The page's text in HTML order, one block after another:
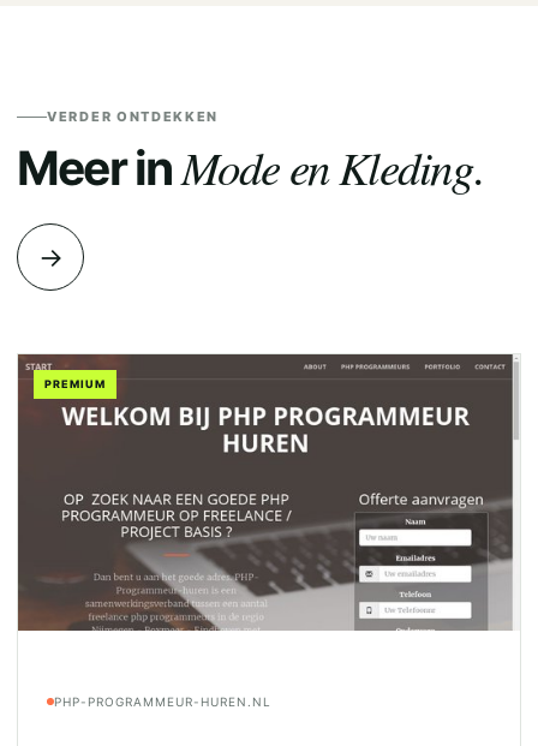
VERDER ONTDEKKEN
Meer inMode en Kleding.
→
PREMIUM
PHP-PROGRAMMEUR-HUREN.NL